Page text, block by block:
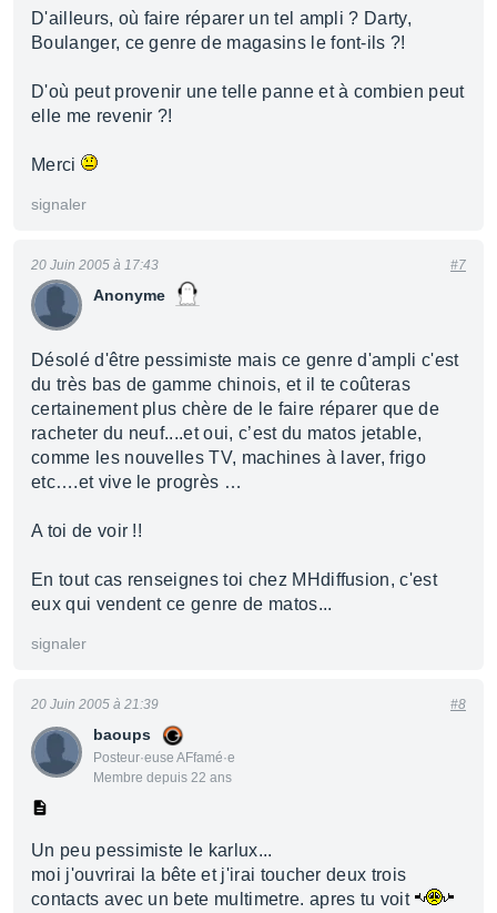
D'ailleurs, où faire réparer un tel ampli ? Darty,
Boulanger, ce genre de magasins le font-ils ?!
D'où peut provenir une telle panne et à combien peut
elle me revenir ?!
Merci
signaler
Anonyme
20 Juin 2005 à 17:43 #7
Désolé d'être pessimiste mais ce genre d'ampli c'est
du très bas de gamme chinois, et il te coûteras
certainement plus chère de le faire réparer que de
racheter du neuf....et oui, c’est du matos jetable,
comme les nouvelles TV, machines à laver, frigo
etc….et vive le progrès …
A toi de voir !!
En tout cas renseignes toi chez MHdiffusion, c'est
eux qui vendent ce genre de matos...
signaler
baoups
Posteur·euse AFfamé·e
Membre depuis 22 ans
20 Juin 2005 à 21:39 #8
Un peu pessimiste le karlux...
moi j'ouvrirai la bête et j'irai toucher deux trois
contacts avec un bete multimetre. apres tu voit